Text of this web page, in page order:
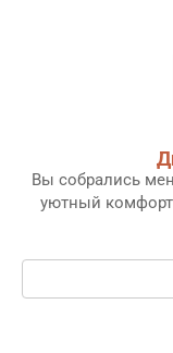
Вы собрались
уютный
Поиск: